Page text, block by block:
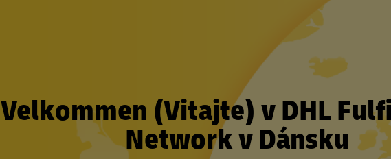
Velkommen (Vitajte) v DHL
Network v Dánsku